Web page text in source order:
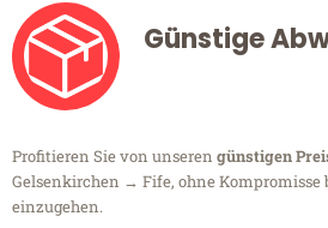
Günstige
Profitieren Sie von unseren günstigen
Gelsenkirchen → Fife, ohne Kompromisse
einzugehen.